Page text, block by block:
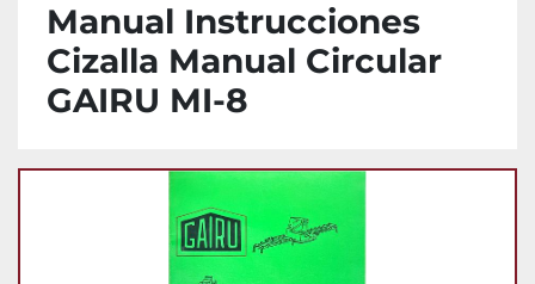
Manual Instrucciones
Cizalla Manual Circular
GAIRU MI-8